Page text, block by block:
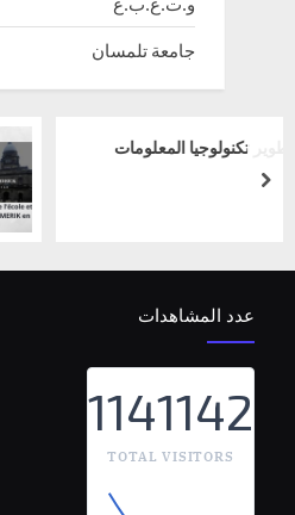
جامعة تلمسان
التعاون
next
عدد المشاهدات
1141142
TOTAL VISITORS